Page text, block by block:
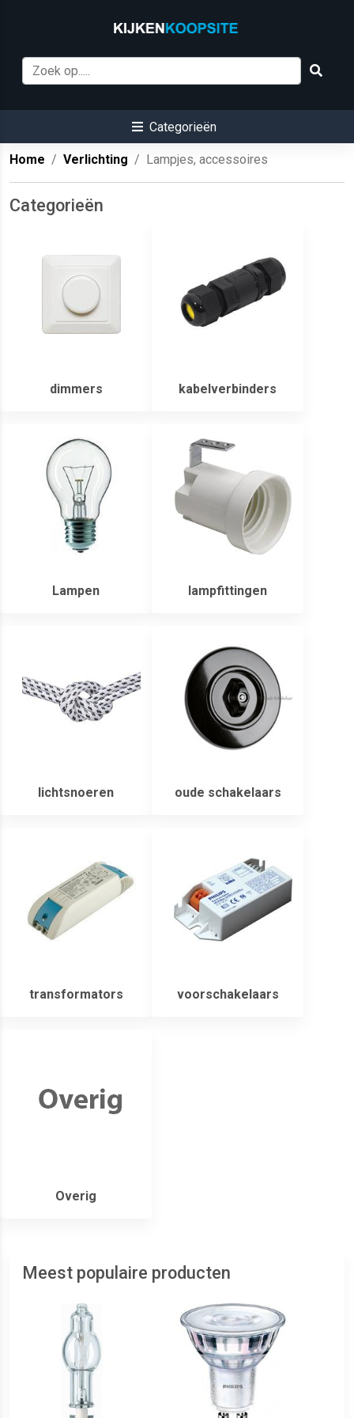
Categorieën
Home Verlichting Lampjes, accessoires
Categorieën
dimmers kabelverbinders
Lampen lampfittingen
lichtsnoeren oude schakelaars
transformators voorschakelaars
Overig
Meest populaire producten